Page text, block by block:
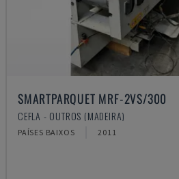
SMARTPARQUET MRF-2VS/300
CEFLA - OUTROS (MADEIRA)
PAÍSES BAIXOS 2011